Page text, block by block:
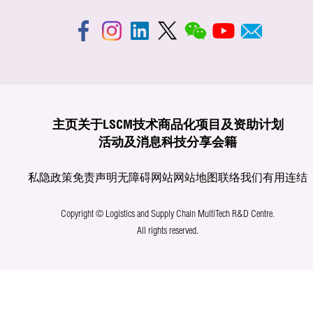
主页关于LSCM技术商品化项目及资助计划
活动及消息科技分享会籍
私隐政策免责声明无障碍网站网站地图联络我们有用连结
Copyright © Logistics and Supply Chain MultiTech R&D Centre.
All rights reserved.